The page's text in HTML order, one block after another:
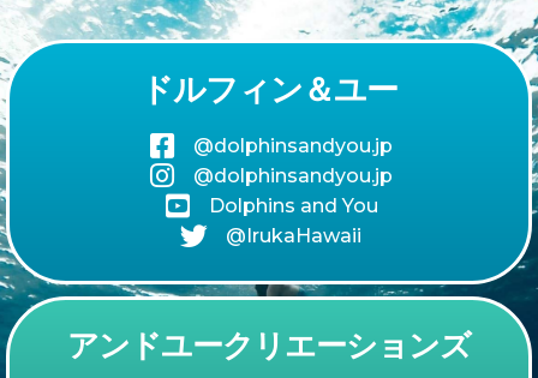
ドルフィン＆ユー
@dolphinsandyou.jp
@dolphinsandyou.jp
Dolphins and You
@IrukaHawaii
アンドユークリエーションズ